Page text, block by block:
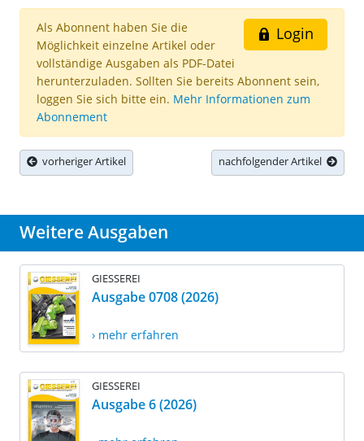
Login
Als Abonnent haben Sie die
Möglichkeit einzelne Artikel oder
vollständige Ausgaben als PDF-Datei
herunterzuladen. Sollten Sie bereits Abonnent sein,
loggen Sie sich bitte ein. Mehr Informationen zum
Abonnement
vorheriger Artikel nachfolgender Artikel
Weitere Ausgaben
GIESSEREI
Ausgabe 0708 (2026)
› mehr erfahren
GIESSEREI
Ausgabe 6 (2026)